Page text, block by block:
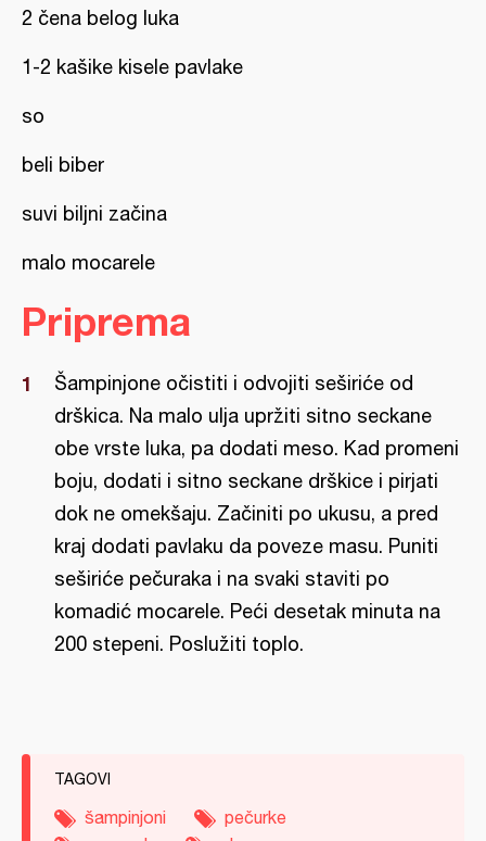
2 čena belog luka
1-2 kašike kisele pavlake
so
beli biber
suvi biljni začina
malo mocarele
Priprema
Šampinjone očistiti i odvojiti seširiće od
drškica. Na malo ulja upržiti sitno seckane
obe vrste luka, pa dodati meso. Kad promeni
boju, dodati i sitno seckane drškice i pirjati
dok ne omekšaju. Začiniti po ukusu, a pred
kraj dodati pavlaku da poveze masu. Puniti
seširiće pečuraka i na svaki staviti po
komadić mocarele. Peći desetak minuta na
200 stepeni. Poslužiti toplo.
TAGOVI
šampinjoni
pečurke